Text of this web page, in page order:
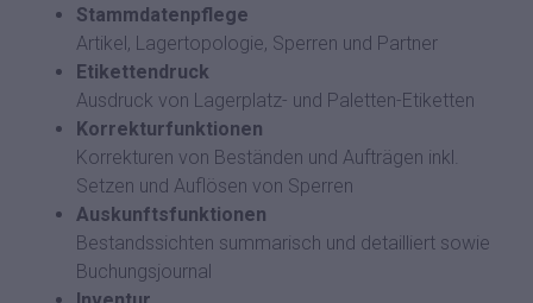
Stammdatenpflege
Artikel, Lagertopologie, Sperren und Partner
Etikettendruck
Ausdruck von Lagerplatz- und Paletten-Etiketten
Korrekturfunktionen
Korrekturen von Beständen und Aufträgen inkl.
Setzen und Auflösen von Sperren
Auskunftsfunktionen
Bestandssichten summarisch und detailliert sowie
Buchungsjournal